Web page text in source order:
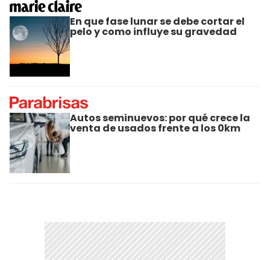
En que fase lunar se debe cortar el
pelo y como influye su gravedad
Autos seminuevos: por qué crece la
venta de usados frente a los 0km